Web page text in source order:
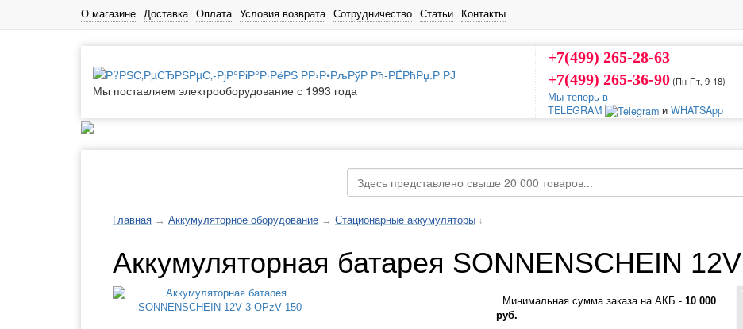
О магазине Доставка Оплата Условия возврата Сотрудничество Статьи Контакты
Мы поставляем электрооборудование с 1993 года
+7(499) 265-28-63
+7(499) 265-36-90(Пн-Пт‚ 9-18)
Мы теперь в
TELEGRAM
и WHATSApp
Главная → Аккумуляторное оборудование → Стационарные аккумуляторы ↓
Аккумуляторная батарея SONNENSCHEIN
Минимальная сумма заказа на АКБ - 10 000
руб.